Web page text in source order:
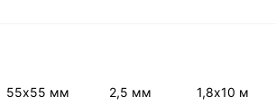
55х55 мм 2,5 мм 1,8х10 м